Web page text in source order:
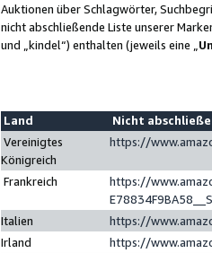
Auktionen über Schlagwörter,
nicht abschließende Liste unserer
und „kindel“) enthalten (jeweils eine „
Land
Nicht
Vereinigtes
Königreich
https://
Frankreich
https://
Italien
https://
Irland
https://